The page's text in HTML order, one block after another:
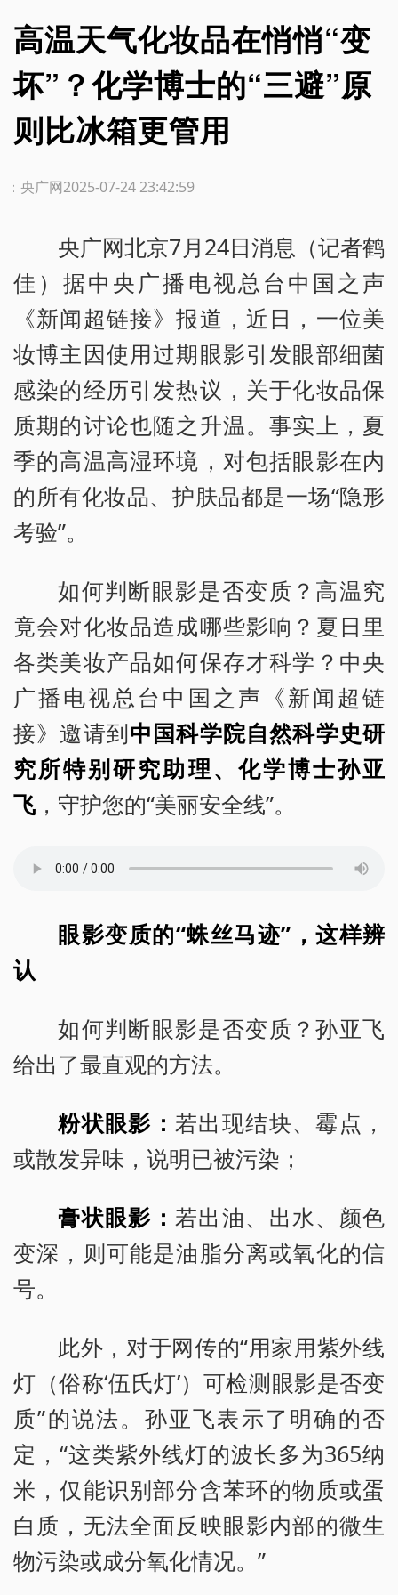
高温天气化妆品在悄悄“变
坏”？化学博士的“三避”原
则比冰箱更管用
2025-07-24 23:42:59
：央广网
央广网北京7月24日消息（记者鹤
佳）据中央广播电视总台中国之声
《新闻超链接》报道，近日，一位美
妆博主因使用过期眼影引发眼部细菌
感染的经历引发热议，关于化妆品保
质期的讨论也随之升温。事实上，夏
季的高温高湿环境，对包括眼影在内
的所有化妆品、护肤品都是一场“隐形
考验”。
如何判断眼影是否变质？高温究
竟会对化妆品造成哪些影响？夏日里
各类美妆产品如何保存才科学？中央
广播电视总台中国之声《新闻超链
接》邀请到中国科学院自然科学史研
究所特别研究助理、化学博士孙亚
飞 ，守护您的“美丽安全线”。
眼影变质的“蛛丝马迹”，这样辨
认
如何判断眼影是否变质？孙亚飞
给出了最直观的方法。
粉状眼影：若出现结块、霉点，
或散发异味，说明已被污染；
膏状眼影：若出油、出水、颜色
变深，则可能是油脂分离或氧化的信
号。
此外，对于网传的“用家用紫外线
灯（俗称‘伍氏灯’）可检测眼影是否变
质”的说法。孙亚飞表示了明确的否
定，“这类紫外线灯的波长多为365纳
米，仅能识别部分含苯环的物质或蛋
白质，无法全面反映眼影内部的微生
物污染或成分氧化情况。”